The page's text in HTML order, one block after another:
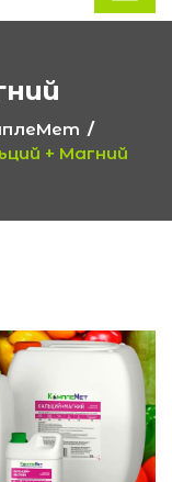
+ Магний